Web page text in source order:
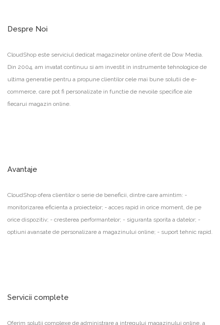
Despre Noi
CloudShop este serviciul dedicat magazinelor online oferit de Dow Media.
Din 2004, am invatat continuu si am investit in instrumente tehnologice de
ultima generatie pentru a propune clientilor cele mai bune solutii de e-
commerce, care pot fi personalizate in functie de nevoile specifice ale
fiecarui magazin online.
Avantaje
CloudShop ofera clientilor o serie de beneficii, dintre care amintim: -
monitorizarea eficienta a proiectelor; - acces rapid in orice moment, de pe
orice dispozitiv; - cresterea performantelor; - siguranta sporita a datelor; -
optiuni avansate de personalizare a magazinului online; - suport tehnic rapid.
Servicii complete
Oferim solutii complexe de administrare a intregului magazinului online, a